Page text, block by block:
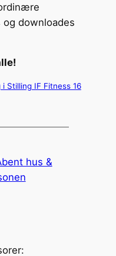
og downloades
Stilling IF Fitness 16
hus &